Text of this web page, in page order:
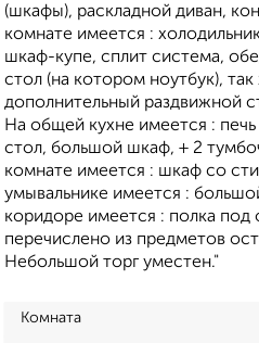
(шкафы), раскладной диван,
комнате имеется :
шкаф-купе, сплит система,
стол (на котором ноутбук),
дополнительный раздвижной
На общей кухне имеется :
стол, большой шкаф, + 2
комнате имеется : шкаф со
умывальнике имеется :
коридоре имеется : полка под
перечислено из предметов
Небольшой торг уместен."
Комната